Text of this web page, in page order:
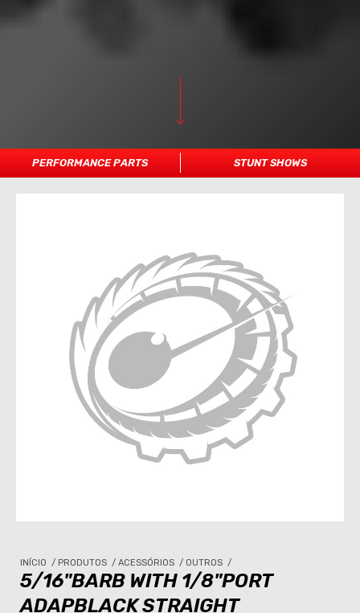
PERFORMANCE PARTS STUNT SHOWS
INÍCIO / PRODUTOS / ACESSÓRIOS / OUTROS /
5/16"BARB WITH 1/8"PORT
ADAPBLACK STRAIGHT